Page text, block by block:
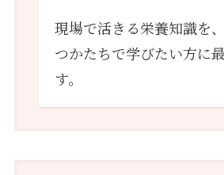
現場で活きる栄養知識を
つかたちで学びたい方に
す。